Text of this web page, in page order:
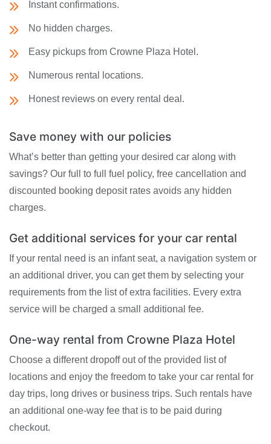
Instant confirmations.
No hidden charges.
Easy pickups from Crowne Plaza Hotel.
Numerous rental locations.
Honest reviews on every rental deal.
Save money with our policies
What’s better than getting your desired car along with
savings? Our full to full fuel policy, free cancellation and
discounted booking deposit rates avoids any hidden
charges.
Get additional services for your car rental
If your rental need is an infant seat, a navigation system or
an additional driver, you can get them by selecting your
requirements from the list of extra facilities. Every extra
service will be charged a small additional fee.
One-way rental from Crowne Plaza Hotel
Choose a different dropoff out of the provided list of
locations and enjoy the freedom to take your car rental for
day trips, long drives or business trips. Such rentals have
an additional one-way fee that is to be paid during
checkout.